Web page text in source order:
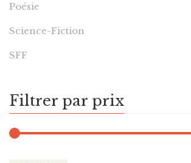
Poésie
Science-Fiction
SFF
Filtrer par prix